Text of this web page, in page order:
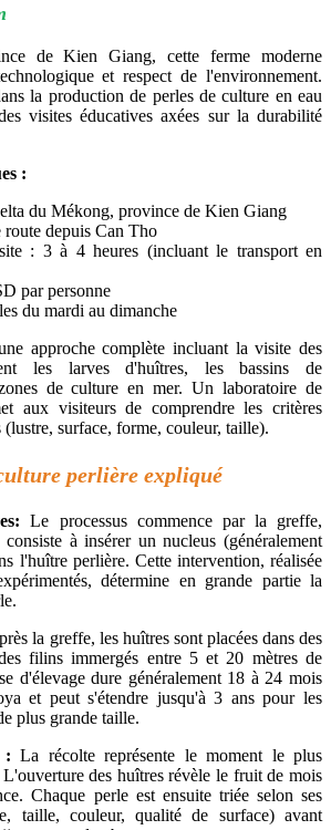
de Kien Giang, cette ferme moderne
et respect de l'environnement.
la production de perles de culture en eau
visites éducatives axées sur la durabilité
:
du Mékong, province de Kien Giang
route depuis Can Tho
: 3 à 4 heures (incluant le transport en
par personne
du mardi au dimanche
approche complète incluant la visite des
les larves d'huîtres, les bassins de
de culture en mer. Un laboratoire de
aux visiteurs de comprendre les critères
(lustre, surface, forme, couleur, taille).
perlière expliqué
Le processus commence par la greffe,
à insérer un nucleus (généralement
l'huître perlière. Cette intervention, réalisée
détermine en grande partie la
la greffe, les huîtres sont placées dans des
filins immergés entre 5 et 20 mètres de
d'élevage dure généralement 18 à 24 mois
et peut s'étendre jusqu'à 3 ans pour les
plus grande taille.
: La récolte représente le moment le plus
des huîtres révèle le fruit de mois
Chaque perle est ensuite triée selon ses
taille, couleur, qualité de surface) avant